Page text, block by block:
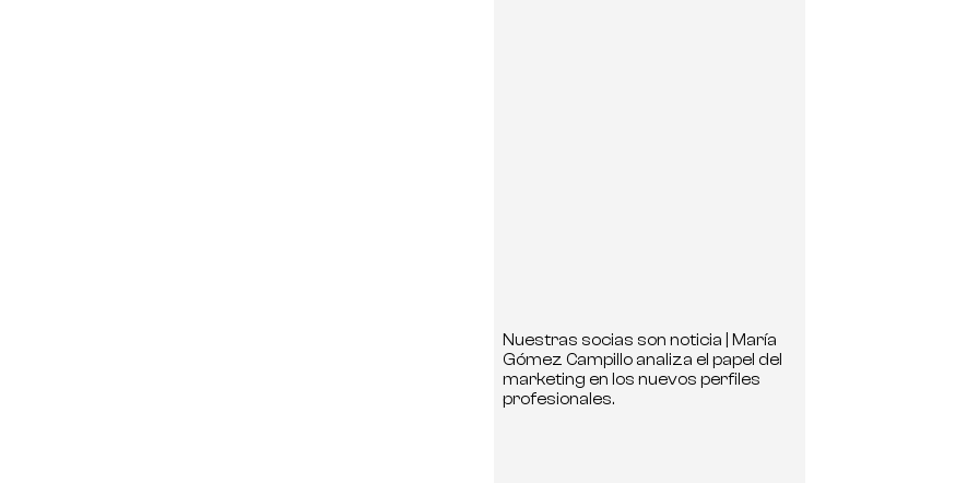
Nuestras socias son noticia | María
Gómez Campillo analiza el papel del
marketing en los nuevos perfiles
profesionales.